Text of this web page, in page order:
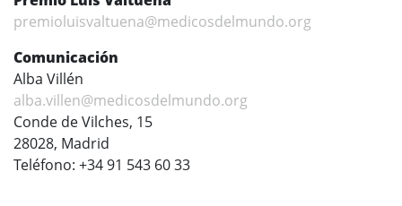
premioluisvaltuena@medicosdelmundo.org
Comunicación
Alba Villén
alba.villen@medicosdelmundo.org
Conde de Vilches, 15
28028, Madrid
Teléfono: +34 91 543 60 33